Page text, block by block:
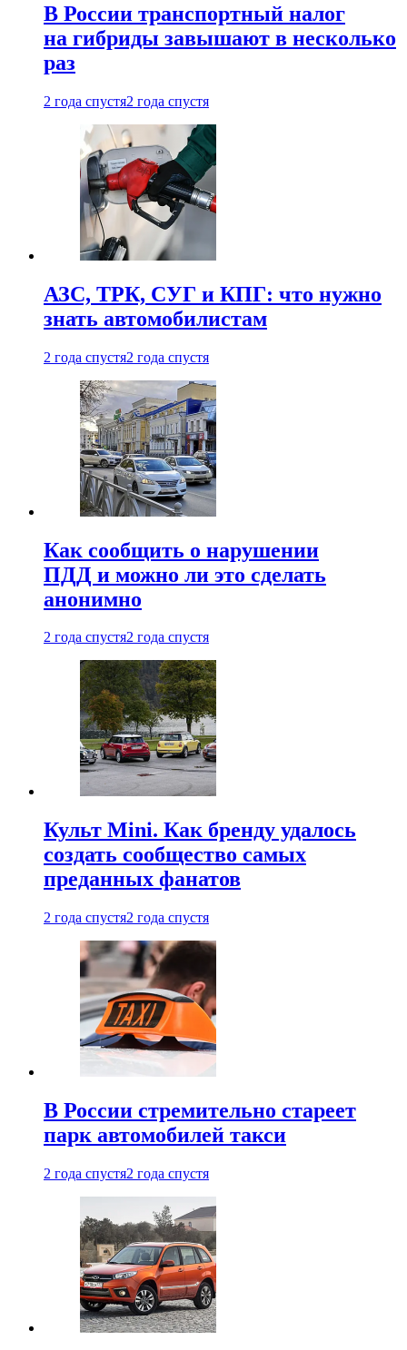
В России транспортный налог
на гибриды завышают в несколько
раз
2 года спустя2 года спустя
АЗС, ТРК, СУГ и КПГ: что нужно
знать автомобилистам
2 года спустя2 года спустя
Как сообщить о нарушении
ПДД и можно ли это сделать
анонимно
2 года спустя2 года спустя
Культ Mini. Как бренду удалось
создать сообщество самых
преданных фанатов
2 года спустя2 года спустя
В России стремительно стареет
парк автомобилей такси
2 года спустя2 года спустя